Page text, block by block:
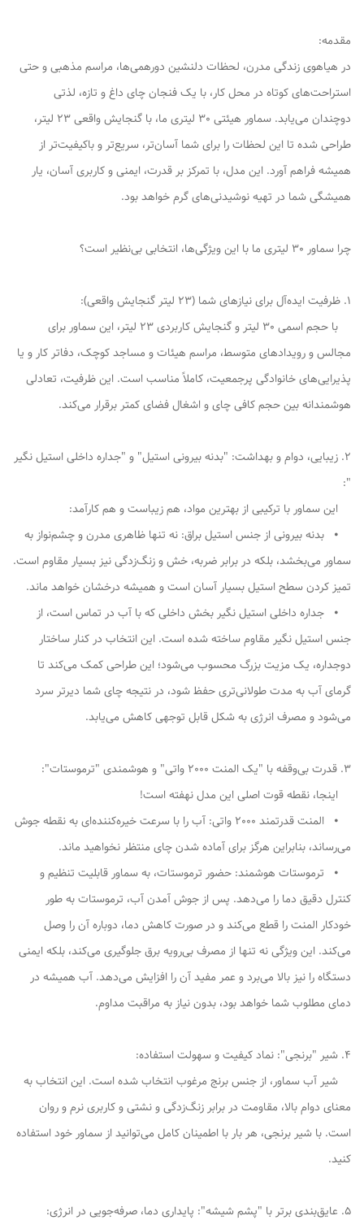
مقدمه:
در هیاهوی زندگی مدرن، لحظات دلنشین دورهمی‌ها، مراسم مذهبی و حتی
استراحت‌های کوتاه در محل کار، با یک فنجان چای داغ و تازه، لذتی
دوچندان می‌یابد. سماور هیئتی 30 لیتری ما، با گنجایش واقعی 23 لیتر،
طراحی شده تا این لحظات را برای شما آسان‌تر، سریع‌تر و باکیفیت‌تر از
همیشه فراهم آورد. این مدل، با تمرکز بر قدرت، ایمنی و کاربری آسان، یار
همیشگی شما در تهیه نوشیدنی‌های گرم خواهد بود.
چرا سماور 30 لیتری ما با این ویژگی‌ها، انتخابی بی‌نظیر است؟
1. ظرفیت ایده‌آل برای نیازهای شما (23 لیتر گنجایش واقعی):
با حجم اسمی 30 لیتر و گنجایش کاربردی 23 لیتر، این سماور برای
مجالس و رویدادهای متوسط، مراسم هیئات و مساجد کوچک، دفاتر کار و یا
پذیرایی‌های خانوادگی پرجمعیت، کاملاً مناسب است. این ظرفیت، تعادلی
هوشمندانه بین حجم کافی چای و اشغال فضای کمتر برقرار می‌کند.
2. زیبایی، دوام و بهداشت: "بدنه بیرونی استیل" و "جداره داخلی استیل نگیر
":
این سماور با ترکیبی از بهترین مواد، هم زیباست و هم کارآمد:
⦁ بدنه بیرونی از جنس استیل براق: نه تنها ظاهری مدرن و چشم‌نواز به
سماور می‌بخشد، بلکه در برابر ضربه، خش و زنگ‌زدگی نیز بسیار مقاوم است.
تمیز کردن سطح استیل بسیار آسان است و همیشه درخشان خواهد ماند.
⦁ جداره داخلی استیل نگیر بخش داخلی که با آب در تماس است، از
جنس استیل نگیر مقاوم ساخته شده است. این انتخاب در کنار ساختار
دوجداره، یک مزیت بزرگ محسوب می‌شود؛ این طراحی کمک می‌کند تا
گرمای آب به مدت طولانی‌تری حفظ شود، در نتیجه چای شما دیرتر سرد
می‌شود و مصرف انرژی به شکل قابل توجهی کاهش می‌یابد.
3. قدرت بی‌وقفه با "یک المنت 2000 واتی" و هوشمندی "ترموستات":
اینجا، نقطه قوت اصلی این مدل نهفته است!
⦁ المنت قدرتمند 2000 واتی: آب را با سرعت خیره‌کننده‌ای به نقطه جوش
می‌رساند، بنابراین هرگز برای آماده شدن چای منتظر نخواهید ماند.
⦁ ترموستات هوشمند: حضور ترموستات، به سماور قابلیت تنظیم و
کنترل دقیق دما را می‌دهد. پس از جوش آمدن آب، ترموستات به طور
خودکار المنت را قطع می‌کند و در صورت کاهش دما، دوباره آن را وصل
می‌کند. این ویژگی نه تنها از مصرف بی‌رویه برق جلوگیری می‌کند، بلکه ایمنی
دستگاه را نیز بالا می‌برد و عمر مفید آن را افزایش می‌دهد. آب همیشه در
دمای مطلوب شما خواهد بود، بدون نیاز به مراقبت مداوم.
4. شیر "برنجی": نماد کیفیت و سهولت استفاده:
شیر آب سماور، از جنس برنج مرغوب انتخاب شده است. این انتخاب به
معنای دوام بالا، مقاومت در برابر زنگ‌زدگی و نشتی و کاربری نرم و روان
است. با شیر برنجی، هر بار با اطمینان کامل می‌توانید از سماور خود استفاده
کنید.
5. عایق‌بندی برتر با "پشم شیشه": پایداری دما، صرفه‌جویی در انرژی: